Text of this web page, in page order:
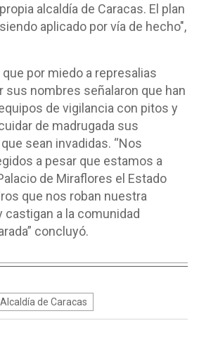
alcaldía de Caracas. El plan
aplicado por vía de hecho",
por miedo a represalias
sus nombres señalaron que han
de vigilancia con pitos y
de madrugada sus
sean invadidas. “Nos
a pesar que estamos a
de Miraflores el Estado
que nos roban nuestra
castigan a la comunidad
concluyó.
Alcaldía de Caracas